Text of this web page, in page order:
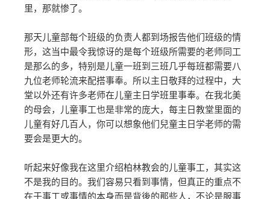
里，那就惨了。
那天儿童部每个班级的负责人都到场报告他们班级的情
形，这当中最令我惊讶的是每个班级所需要的老师同工
是那么的多，特别是儿童一班到三班几乎每班都需要八
九位老师轮流来配搭事奉。所以主日敬拜的过程中，大
堂以外还有许多老师在儿童主日学班里事奉。在我北美
的母会，儿童事工也是非常的庞大，每主日教堂里面的
儿童有好几百人，你可以想象他们兒童主日学老师的需
要会是更大的。
听起来好像我在这里介绍柏林教会的儿童事工，其实这
不是我的目的。我们容易只看到事情，但真正的重点不
在于事工或事情的本身而是背後的那些人，不论是服事